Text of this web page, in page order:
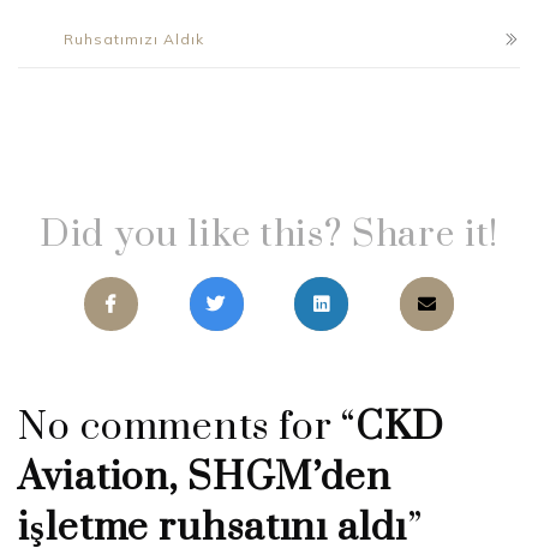
Ruhsatımızı Aldık
Did you like this? Share it!
No comments for “CKD
Aviation, SHGM’den
işletme ruhsatını aldı”